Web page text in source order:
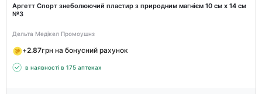
Аргетт Спорт знеболюючий пластир з природним магнієм 10 см х 14 см
№3
Дельта Медікел Промоушнз
+2.87грн на бонусний рахунок
в наявності в 175 аптеках